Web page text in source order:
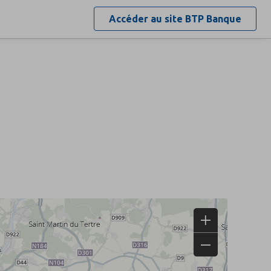
Accéder au site BTP Banque